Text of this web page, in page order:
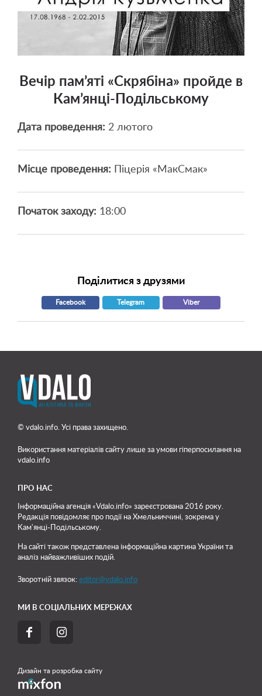
Вечір пам’яті «Скрябіна» пройде в
Кам’янці-Подільському
Дата проведення: 2 лютого
Місце проведення: Піцерія «МакСмак»
Початок заходу: 18:00
Поділитися з друзями
Facebook Telegram Viber
© vdalo.info. Усі права захищено.
Використання матеріалів сайту лише за умови гіперпосилання на
vdalo.info
ПРО НАС
Інформаційна агенція «Vdalo.info» зареєстрована 2016 року.
Редакція повідомляє про події на Хмельниччині, зокрема у
Кам'янці-Подільському.
На сайті також представлена інформаційна картина України та
аналіз найважливіших подій.
Зворотній звязок: editor@vdalo.info
МИ В СОЦІАЛЬНИХ МЕРЕЖАХ
 
Дизайн та розробка сайту